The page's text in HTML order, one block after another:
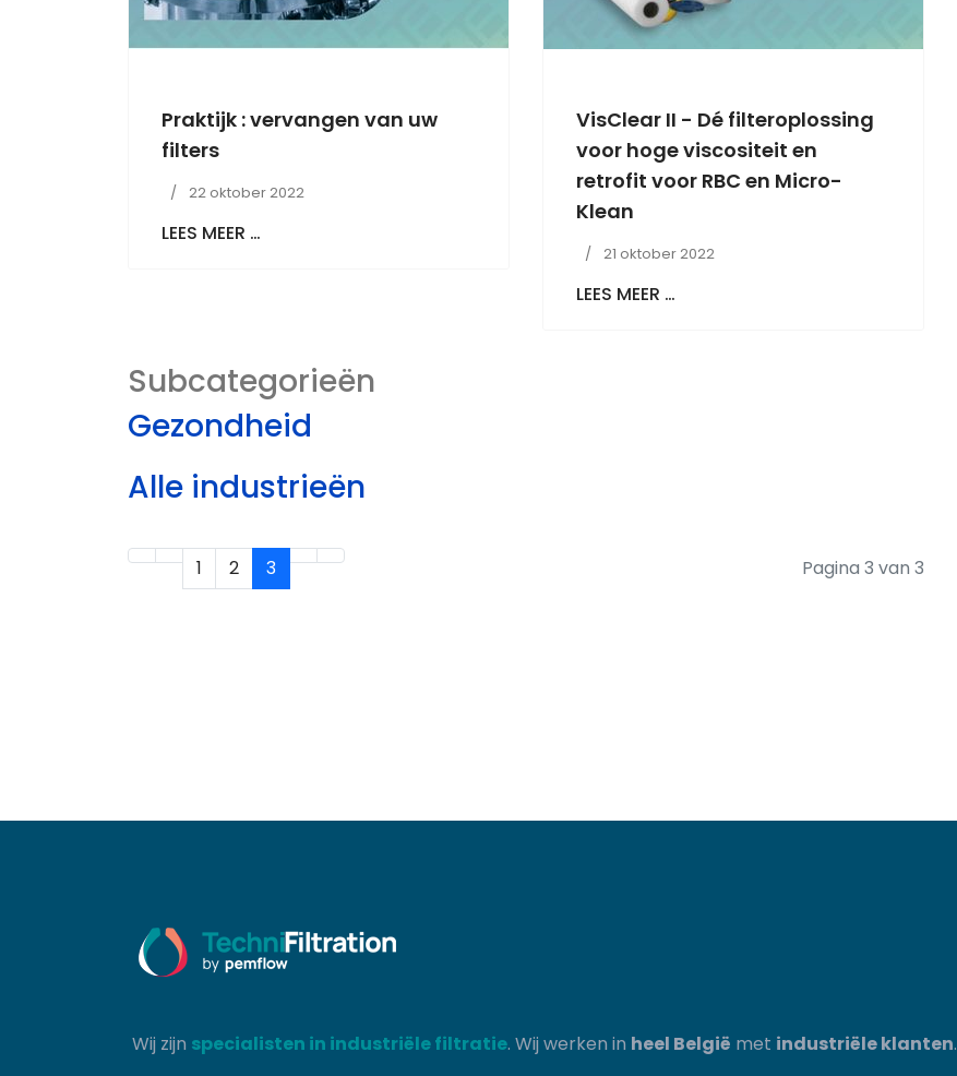
Praktijk : vervangen van uw
filters
22 oktober 2022
LEES MEER …
VisClear II - Dé filteroplossing
voor hoge viscositeit en
retrofit voor RBC en Micro-
Klean
21 oktober 2022
LEES MEER …
Subcategorieën
Gezondheid
Alle industrieën
1 2 3 Pagina 3 van 3
Wij zijn specialisten in industriële filtratie. Wij werken in heel België met industriële klanten.